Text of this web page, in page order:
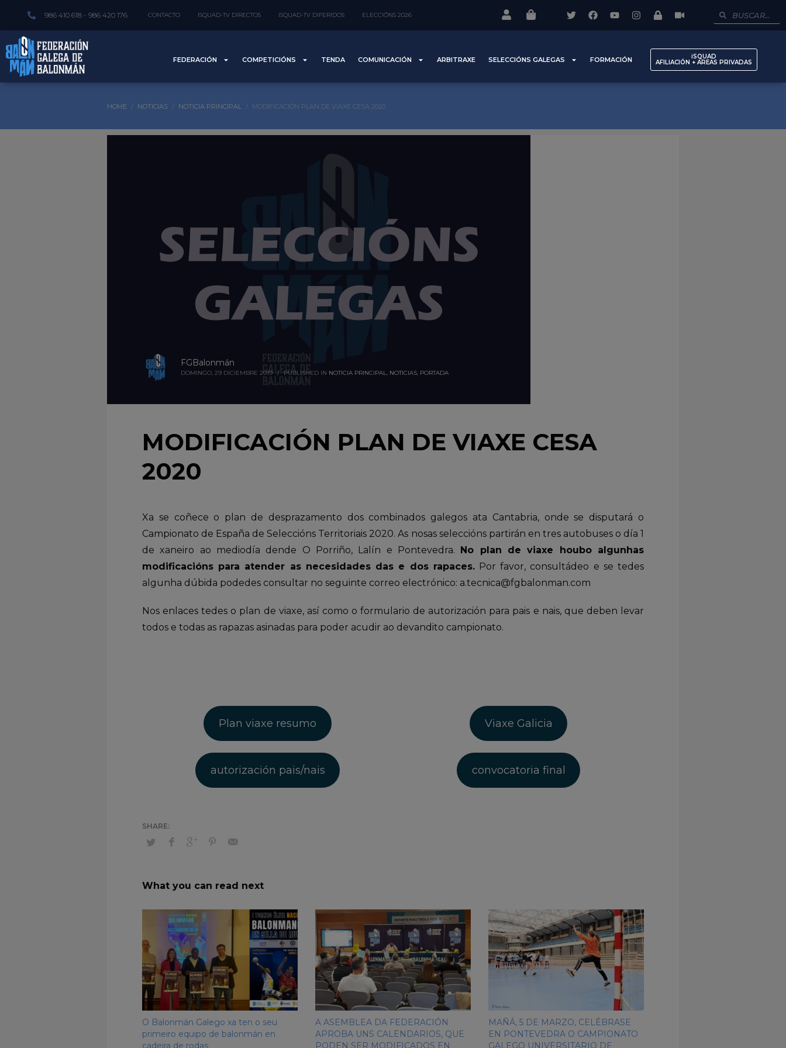
986 410 618 - 986 420 176 CONTACTO ISQUAD-TV DIRECTOS ISQUAD-TV DIFERIDOS ELECCIÓNS 2026
FEDERACIÓN COMPETICIÓNS TENDA COMUNICACIÓN ARBITRAXE SELECCIÓNS GALEGAS FORMACIÓN iSQUAD
AFILIACIÓN + AREAS PRIVADAS
HOME NOTICIAS NOTICIA PRINCIPAL MODIFICACIÓN PLAN DE VIAXE CESA 2020
FGBalonmán
DOMINGO, 29 DICIEMBRE 2019 / PUBLISHED IN NOTICIA PRINCIPAL, NOTICIAS, PORTADA
MODIFICACIÓN PLAN DE VIAXE CESA
2020
Xa se coñece o plan de desprazamento dos combinados galegos ata Cantabria, onde se disputará o
Campionato de España de Seleccións Territoriais 2020. As nosas seleccións partirán en tres autobuses o día 1
de xaneiro ao mediodía dende O Porriño, Lalín e Pontevedra.
No plan de viaxe houbo algunhas
modificacións para atender as necesidades das e dos rapaces.Por favor, consultádeo e se tedes
algunha dúbida podedes consultar no seguinte correo electrónico: a.tecnica@fgbalonman.com
Nos enlaces tedes o plan de viaxe, así como o formulario de autorización para pais e nais, que deben levar
todos e todas as rapazas asinadas para poder acudir ao devandito campionato.
Plan viaxe resumo Viaxe Galicia
autorización pais/nais convocatoria final
What you can read next
O Balonmán Galego xa ten o seu
primeiro equipo de balonmán en
cadeira de rodas
A ASEMBLEA DA FEDERACIÓN
APROBA UNS CALENDARIOS, QUE
PODEN SER MODIFICADOS EN
MAÑÁ, 5 DE MARZO, CELÉBRASE
EN PONTEVEDRA O CAMPIONATO
GALEGO UNIVERSITARIO DE